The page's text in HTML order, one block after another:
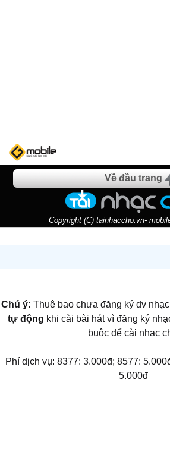
Về đầu trang
Copyright (C) tainhaccho.vn-
Chú ý: Thuê bao chưa đăng ký dv
tự động khi cài bài hát vì đăng ký
buộc để cài nhạc
Phí dịch vụ: 8377: 3.000đ; 8577:
5.000đ